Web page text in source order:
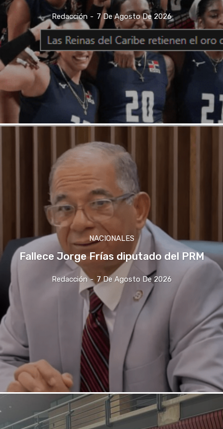
Redacción - 7 De Agosto De 2026
NACIONALES
Fallece Jorge Frías diputado del PRM
Redacción - 7 De Agosto De 2026